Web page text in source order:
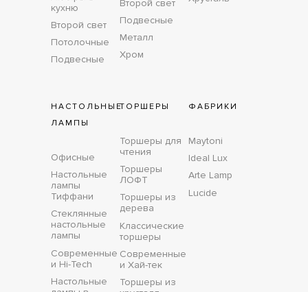
кухню
Второй свет
Потолочные
Подвесные
Второй свет
Подвесные
Металл
Хром
НАСТОЛЬНЫЕ
ЛАМПЫ
Офисные
Настольные
лампы
Тиффани
Стеклянные
настольные
лампы
Современные
и Hi-Tech
Настольные
ТОРШЕРЫ
Торшеры для
чтения
Торшеры
ЛОФТ
Торшеры из
дерева
Классические
торшеры
Современные
и Хай-тек
Торшеры из
ФАБРИКИ
Maytoni
Ideal Lux
Arte Lamp
Lucide